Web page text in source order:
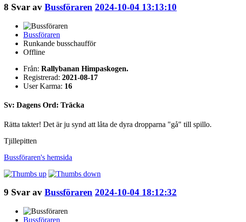
8 Svar av Bussföraren 2024-10-04 13:13:10
Bussföraren
Runkande busschaufför
Offline
Från: Rallybanan Himpaskogen.
Registrerad: 2021-08-17
User Karma: 16
Sv: Dagens Ord: Träcka
Rätta takter! Det är ju synd att låta de dyra dropparna "gå" till spillo.
Tjillepitten
Bussföraren's hemsida
9 Svar av Bussföraren 2024-10-04 18:12:32
Bussföraren